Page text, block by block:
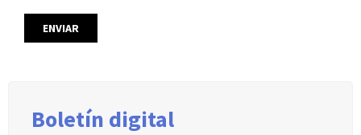
Boletín digital